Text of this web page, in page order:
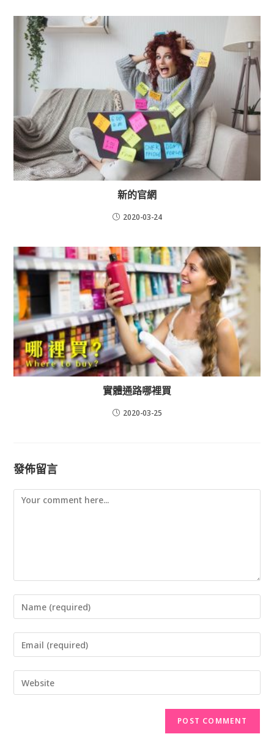
新的官網
2020-03-24
實體通路哪裡買
2020-03-25
發佈留言
Comment
Enter
your
name
or
username
Enter
your
email
address
Enter
your